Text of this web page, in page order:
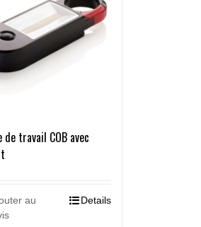
de travail COB avec
au
Details